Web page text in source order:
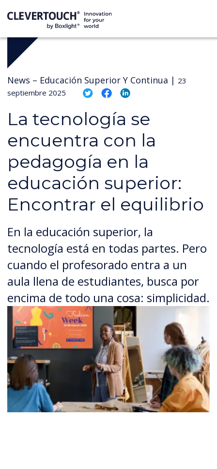
News – Educación Superior Y Continua | 23
septiembre 2025
La tecnología se
encuentra con la
pedagogía en la
educación superior:
Encontrar el equilibrio
En la educación superior, la
tecnología está en todas partes. Pero
cuando el profesorado entra a un
aula llena de estudiantes, busca por
encima de todo una cosa: simplicidad.